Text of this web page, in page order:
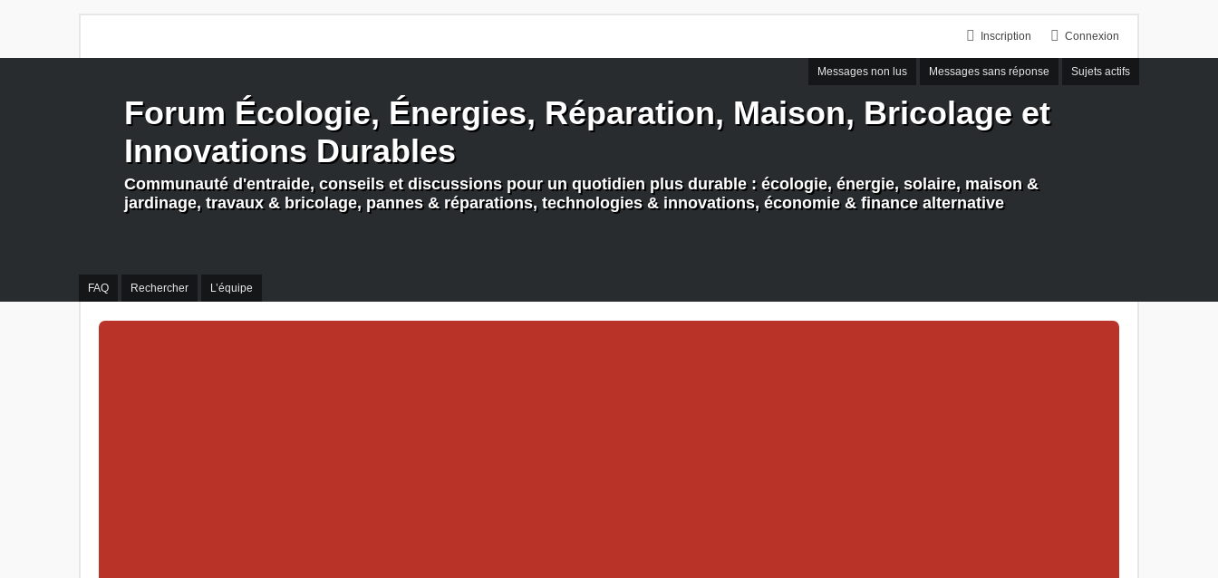
Connexion
Inscription
Messages non lus Messages sans réponse Sujets actifs
FAQ Rechercher L’équipe
Forum Écologie, Énergies, Réparation, Maison, Bricolage et
Innovations Durables
Communauté d'entraide, conseils et discussions pour un quotidien plus durable : écologie, énergie, solaire, maison &
jardinage, travaux & bricolage, pannes & réparations, technologies & innovations, économie & finance alternative